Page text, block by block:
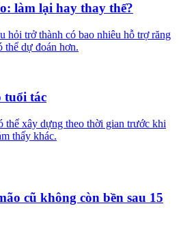
làm lại hay thay thế?
hỏi trở thành có bao nhiêu hỗ trợ răng
thể dự đoán hơn.
tuổi tác
thể xây dựng theo thời gian trước khi
thấy khác.
cũ không còn bền sau 15